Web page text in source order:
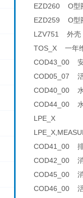
EZD260 O型
EZD259 O型
LZV751 外壳
TOS_X 一年
COD43_00 安
COD05_07 活
COD40_00 水
COD44_00 水
LPE_X
COD41_00 排
COD42_00 消
COD45_00 消
COD46_00 活